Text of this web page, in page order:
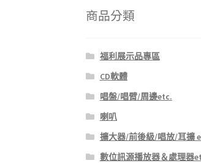
字:
商品分類
福利展示品專區
CD軟體
唱盤/唱臂/周邊etc.
喇叭
擴大器/前後級/唱放/耳擴
數位訊源播放器＆處理器